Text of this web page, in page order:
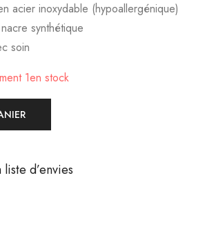
acier inoxydable (hypoallergénique)
synthétique
soin
1en stock
d’envies